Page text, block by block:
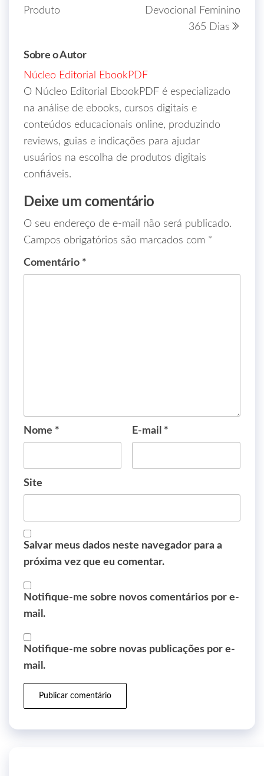
Produto
Devocional Feminino
365 Dias
Sobre o Autor
Núcleo Editorial EbookPDF
O Núcleo Editorial EbookPDF é especializado
na análise de ebooks, cursos digitais e
conteúdos educacionais online, produzindo
reviews, guias e indicações para ajudar
usuários na escolha de produtos digitais
confiáveis.
Deixe um comentário
O seu endereço de e-mail não será publicado.
Campos obrigatórios são marcados com *
Comentário *
Nome * E-mail *
Site
Salvar meus dados neste navegador para a
próxima vez que eu comentar.
Notifique-me sobre novos comentários por e-
mail.
Notifique-me sobre novas publicações por e-
mail.